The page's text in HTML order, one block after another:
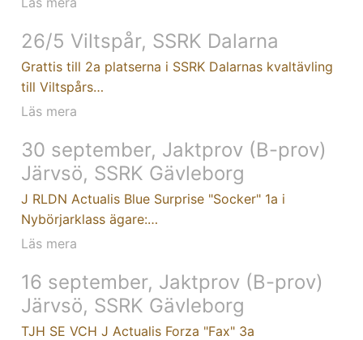
26/5 Viltspår, SSRK Dalarna
Grattis till 2a platserna i SSRK Dalarnas kvaltävling
till Viltspårs…
Läs mera
30 september, Jaktprov (B-prov)
Järvsö, SSRK Gävleborg
J RLDN Actualis Blue Surprise "Socker" 1a i
Nybörjarklass ägare:…
Läs mera
16 september, Jaktprov (B-prov)
Järvsö, SSRK Gävleborg
TJH SE VCH J Actualis Forza "Fax" 3a